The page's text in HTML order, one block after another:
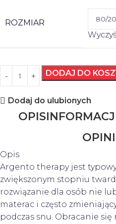
ROZMIAR
DODAJ DO
Dodaj do ulubionych
OPIS
Opis
Argento therapy jest
zwiększonym stopniu
rozwiązanie dla osób nie
materac i często
podczas snu. Obracanie